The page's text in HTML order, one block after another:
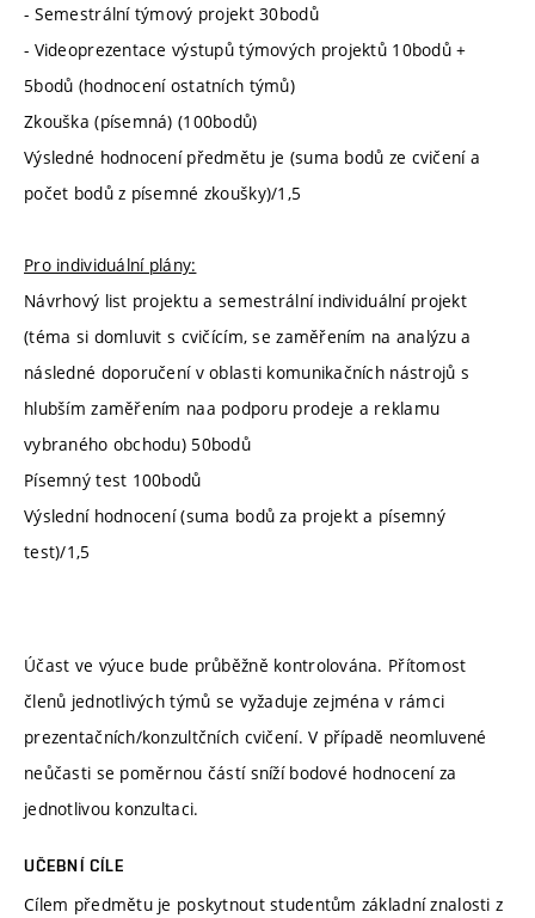
- Semestrální týmový projekt 30bodů
- Videoprezentace výstupů týmových projektů 10bodů +
5bodů (hodnocení ostatních týmů)
Zkouška (písemná) (100bodů)
Výsledné hodnocení předmětu je (suma bodů ze cvičení a
počet bodů z písemné zkoušky)/1,5
Pro individuální plány:
Návrhový list projektu a semestrální individuální projekt
(téma si domluvit s cvičícím, se zaměřením na analýzu a
následné doporučení v oblasti komunikačních nástrojů s
hlubším zaměřením naa podporu prodeje a reklamu
vybraného obchodu) 50bodů
Písemný test 100bodů
Výslední hodnocení (suma bodů za projekt a písemný
test)/1,5
Účast ve výuce bude průběžně kontrolována. Přítomost
členů jednotlivých týmů se vyžaduje zejména v rámci
prezentačních/konzultčních cvičení. V případě neomluvené
neůčasti se poměrnou částí sníží bodové hodnocení za
jednotlivou konzultaci.
UČEBNÍ CÍLE
Cílem předmětu je poskytnout studentům základní znalosti z